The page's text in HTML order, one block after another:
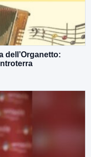
dell’Organetto: